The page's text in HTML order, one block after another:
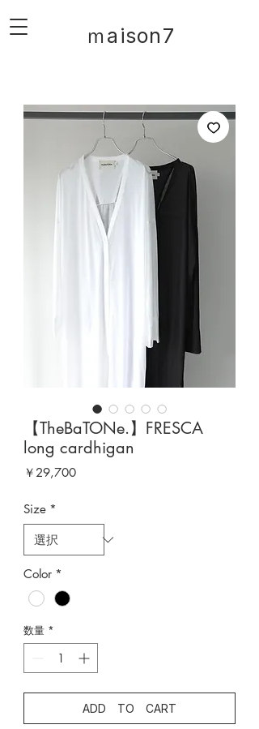
ｍaison7
【TheBaTONe.】FRESCA
long cardhigan
￥29,700価
Size *
Color *
数量 *
ADD TO CART